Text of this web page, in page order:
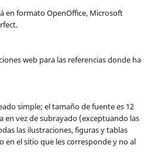
en formato OpenOffice, Microsoft
web para las referencias donde ha
simple; el tamaño de fuente es 12
en vez de subrayado (exceptuando las
las ilustraciones, figuras y tablas
en el sitio que les corresponde y no al